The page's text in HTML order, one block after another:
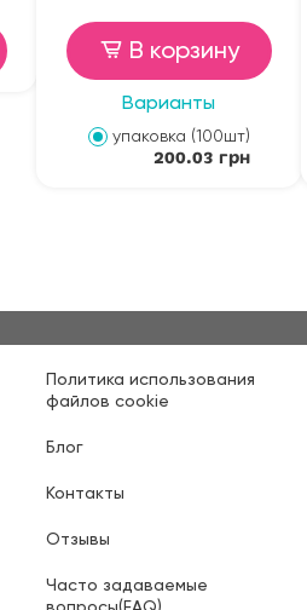
В корзину
Варианты
упаковка (100шт)
200.03 грн
Политика использования
файлов cookie
Блог
Контакты
Отзывы
Часто задаваемые